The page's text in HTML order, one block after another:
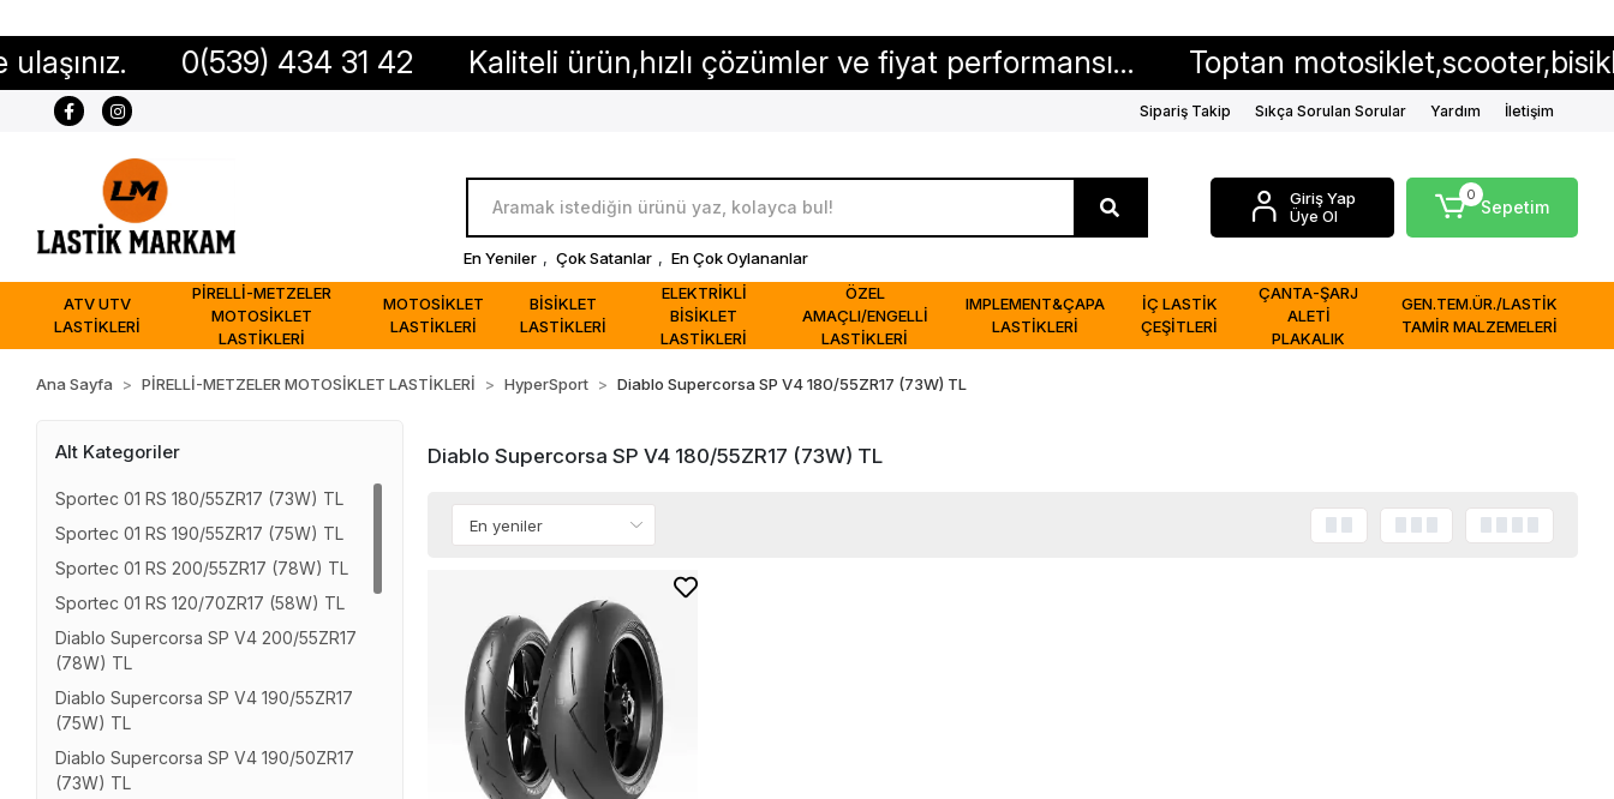
0(539) 434 31 42 Kaliteli ürün,hızlı çözümler ve fiyat performansı... Toptan motosiklet,scooter,bisiklet iç
Sipariş Takip Sıkça Sorulan Sorular Yardım İletişim
En Yeniler , Çok Satanlar , En Çok Oylananlar
Giriş Yap
Üye Ol
0
Sepetim
ATV UTV
LASTİKLERİ
PİRELLİ-METZELER
MOTOSİKLET
LASTİKLERİ
MOTOSİKLET
LASTİKLERİ
BİSİKLET
LASTİKLERİ
ELEKTRİKLİ
BİSİKLET
LASTİKLERİ
ÖZEL
AMAÇLI/ENGELLİ
LASTİKLERİ
IMPLEMENT&ÇAPA
LASTİKLERİ
İÇ LASTİK
ÇEŞİTLERİ
ÇANTA-ŞARJ
ALETİ
PLAKALIK
GEN.TEM.ÜR./LASTİK
TAMİR MALZEMELERİ
Ana Sayfa PİRELLİ-METZELER MOTOSİKLET LASTİKLERİ HyperSport Diablo Supercorsa SP V4 180/55ZR17 (73W) TL
Alt Kategoriler
Sportec 01 RS 180/55ZR17 (73W) TL
Sportec 01 RS 190/55ZR17 (75W) TL
Sportec 01 RS 200/55ZR17 (78W) TL
Sportec 01 RS 120/70ZR17 (58W) TL
Diablo Supercorsa SP V4 200/55ZR17
(78W) TL
Diablo Supercorsa SP V4 190/55ZR17
(75W) TL
Diablo Supercorsa SP V4 190/50ZR17
(73W) TL
Diablo Supercorsa SP V4 180/55ZR17 (73W) TL